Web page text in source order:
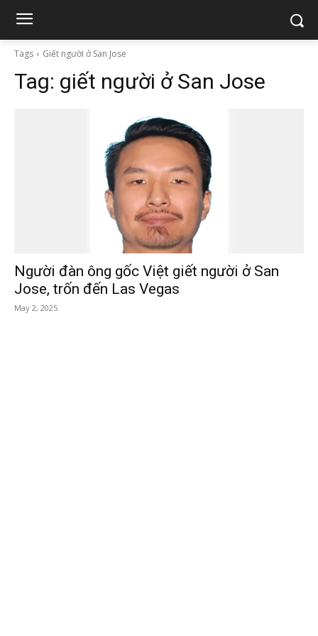
Tags Giết người ở San Jose
Tag: giết người ở San Jose
Người đàn ông gốc Việt giết người ở San
Jose, trốn đến Las Vegas
May 2, 2025